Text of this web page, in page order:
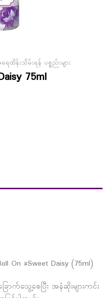
ထိန်းသိမ်းရန် ပစ္စည်းများ
75ml
On #Sweet Daisy (75ml)
ာက်သွေ့စေပြီး အနံဆိုးများကင်း